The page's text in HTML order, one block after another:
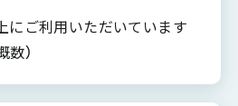
にご利用いただいています
）